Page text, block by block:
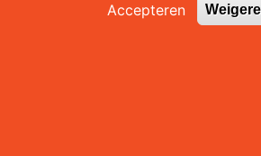
Accepteren